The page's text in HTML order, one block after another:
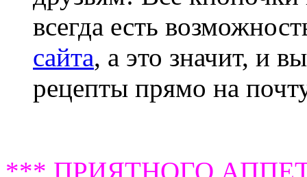
всегда есть
сайта, а это значит, и
рецепты прямо на